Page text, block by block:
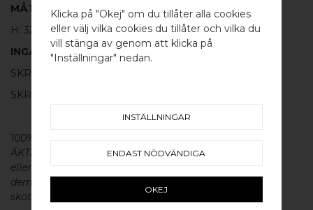
BB SWEDEN HARDWARE
Välj land / Choose country
MÅTT
H: 32MM Ø: 18MM
INGÅR
SKRUV FÖR LUCKA: M4 X 20MM - 1 ST
SKRUVSTIFT FÖR VÄGG: M4 X 40MM - 1 ST
100% ÄKTA METALL - Alla våra beslag är tillverkade av
ÄKTA massiv mässing, koppar, rostfritt stål
eller aluminium utan metallisk ytbehandling, vilket ger
dem en väldigt lång livslängd och vacker patina. För
skötsel av våra produkter läs mer
Klicka på "Okej" om du tillåter alla cookies
eller välj vilka cookies du tillåter och vilka du
vill stänga av genom att klicka på
"Inställningar" nedan.
INSTÄLLNINGAR
ENDAST NÖDVÄNDIGA
OKEJ